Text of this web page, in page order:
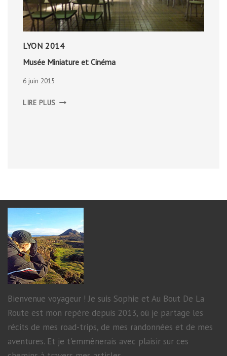
LYON 2014
Musée Miniature et Cinéma
6 juin 2015
LIRE PLUS MINIATURE
Bienvenue voyageur ! Je suis Sophie et Au Bout De La
Route est mon repère depuis 2013, où je partage les
récits de mes road-trips, de mes randonnées et de mes
aventures. Et je t'emmènerais avec plaisir sur ces